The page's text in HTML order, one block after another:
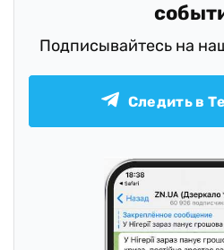
Подписывайтесь на
Следить в